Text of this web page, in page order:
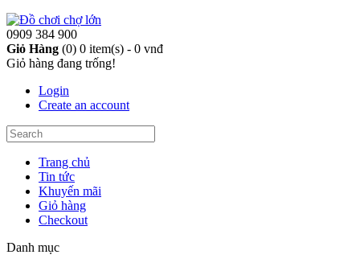
0909 384 900
Giỏ Hàng (0) 0 item(s) - 0 vnđ
Giỏ hàng đang trống!
Login
Create an account
Trang chủ
Tin tức
Khuyến mãi
Giỏ hàng
Checkout
Danh mục